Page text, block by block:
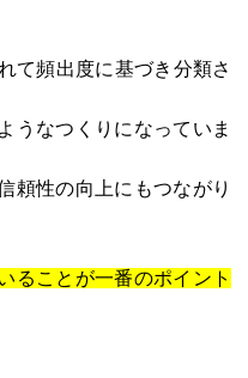
て頻出度に基づき分類さ
うなつくりになっていま
頼性の向上にもつながり
ることが一番のポイント